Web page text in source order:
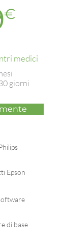
€
medici
giorni
Epson
di base